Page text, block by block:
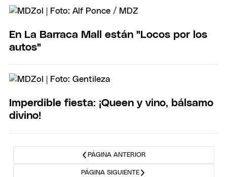
En La Barraca Mall están "Locos por los
autos"
Imperdible fiesta: ¡Queen y vino, bálsamo
divino!
PÁGINA ANTERIOR
PÁGINA SIGUIENTE